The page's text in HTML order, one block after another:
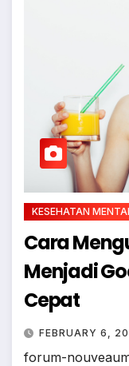
KESEHATAN
Cara
Menjadi
Cepat
FEBRUARY 6,
forum-